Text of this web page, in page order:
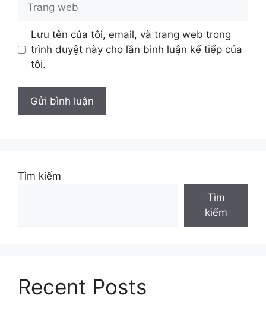
Lưu tên của tôi, email, và trang web trong
trình duyệt này cho lần bình luận kế tiếp của
tôi.
Tìm kiếm
Tìm
kiếm
Recent Posts